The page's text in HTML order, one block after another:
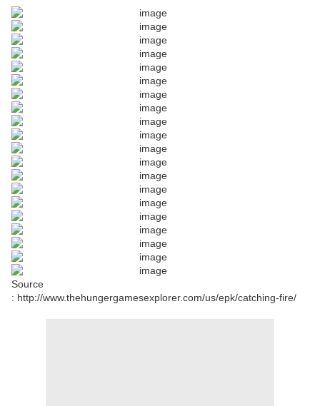
Source
: http://www.thehungergamesexplorer.com/us/epk/catching-fire/